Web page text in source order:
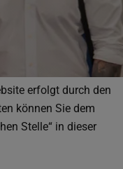
auf dieser
erfolgt durch den
können Sie dem
Stelle“ in dieser